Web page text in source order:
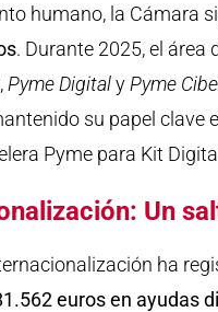
humano, la Cámara
. Durante 2025, el área
, Pyme Digitaly Pyme
su papel clave
Pyme para Kit
Un
ha
euros en ayudas